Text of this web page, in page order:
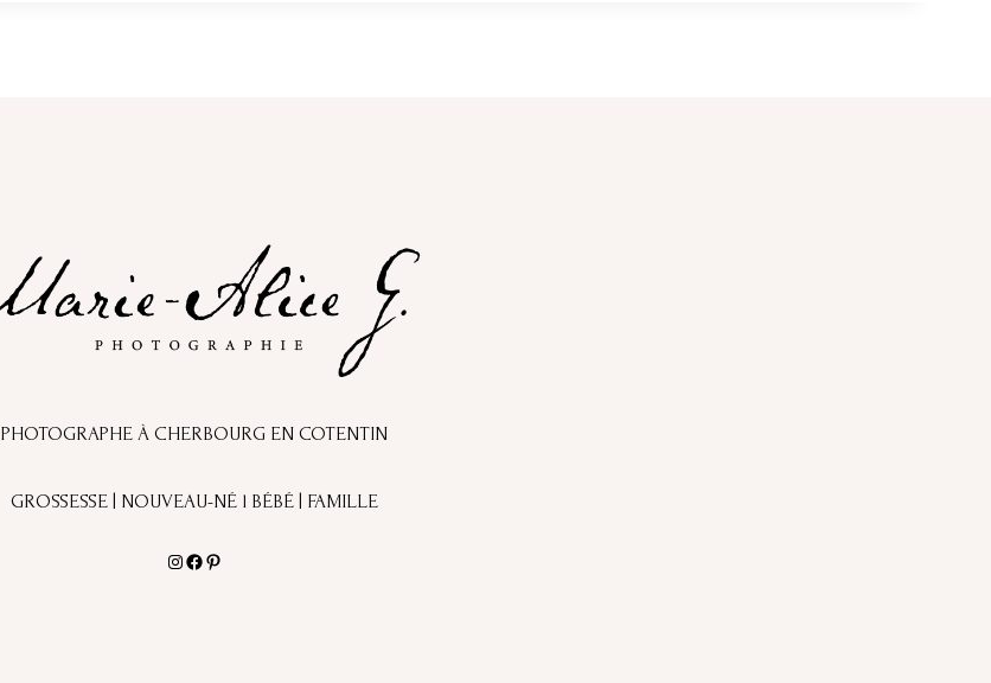
PHOTOGRAPHE À CHERBOURG EN COTENTIN
GROSSESSE | NOUVEAU-NÉ l BÉBÉ | FAMILLE
Instagram
Facebook
Pinterest